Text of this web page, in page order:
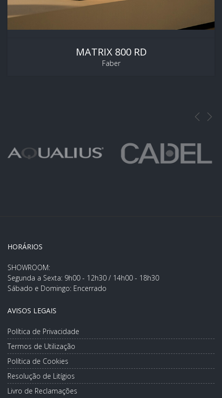
MATRIX 800 RD
Faber
HORÁRIOS
SHOWROOM:
Segunda a Sexta: 9h00 - 12h30 / 14h00 - 18h30
Sábado e Domingo: Encerrado
AVISOS LEGAIS
Política de Privacidade
Termos de Utilização
Política de Cookies
Resolução de Litígios
Livro de Reclamações